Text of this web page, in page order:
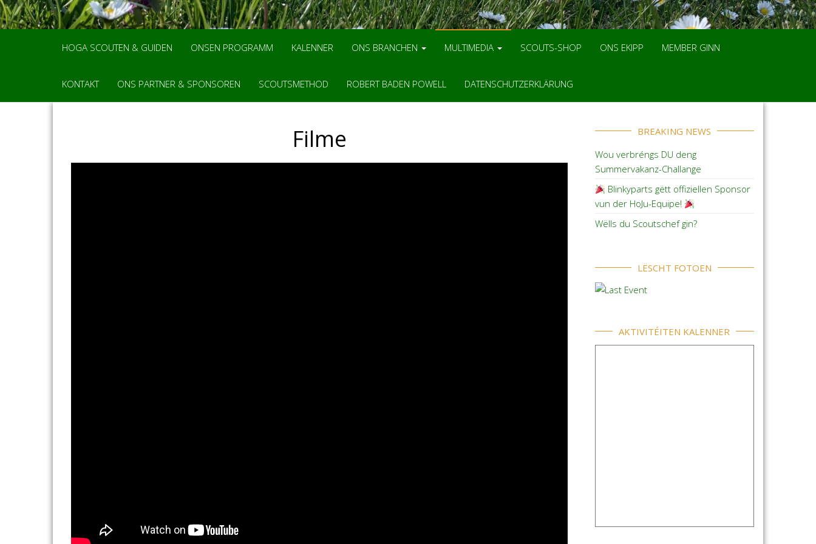
HOGA SCOUTEN & GUIDEN ONSEN PROGRAMM KALENNER ONS BRANCHEN MULTIMEDIA SCOUTS-SHOP ONS EKIPP MEMBER GINN
KONTAKT ONS PARTNER & SPONSOREN SCOUTSMETHOD ROBERT BADEN POWELL DATENSCHUTZERKLÄRUNG
Filme
BREAKING NEWS
Wou verbréngs DU deng
Summervakanz-Challange
Blinkyparts gëtt offiziellen Sponsor
vun der HoJu-Equipe!
Wëlls du Scoutschef gin?
LËSCHT FOTOEN
AKTIVITÉITEN KALENNER